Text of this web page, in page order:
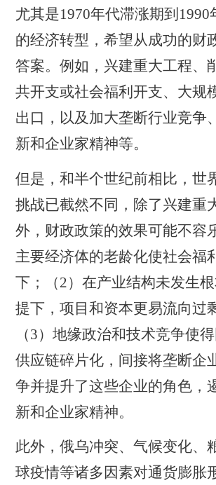
尤其是1970年代滞涨期到 1990
的经济转型，希望从成功的财
答案。例如，兴建重大工程、
共开支或社会福利开支、大规
出口，以及加大垄断行业竞争
新和企业家精神等。
但是，和半个世纪前相比，世
挑战已截然不同，除了兴建重
外，财政政策的效果可能不容
主要经济体的老龄化使社会福
下；（2）在产业结构未发生
提下，项目和资本更易流向过
（3）地缘政治和技术竞争使
供应链碎片化，间接将垄断企
争并提升了这些企业的角色，
新和企业家精神。
此外，俄乌冲突、气候变化、
球疫情等诸多因素对通货膨胀